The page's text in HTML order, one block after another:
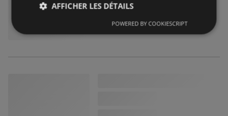
AFFICHER LES DÉTAILS
POWERED BY COOKIESCRIPT